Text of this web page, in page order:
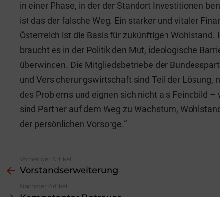
in einer Phase, in der der Standort Investitionen
ist das der falsche Weg. Ein starker und vitaler
Österreich ist die Basis für zukünftigen Wohlstand.
braucht es in der Politik den Mut, ideologische
überwinden. Die Mitgliedsbetriebe der
und Versicherungswirtschaft sind Teil der Lösung,
des Problems und eignen sich nicht als Feindbild –
sind Partner auf dem Weg zu Wachstum,
der persönlichen Vorsorge.“
more
Vorheriger Artikel
Vorstandserweiterung
Nächster Artikel